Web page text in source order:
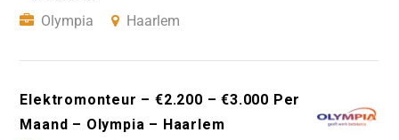
Olympia
Haarlem
Elektromonteur – €2.200 – €3.000 Per
Maand – Olympia – Haarlem